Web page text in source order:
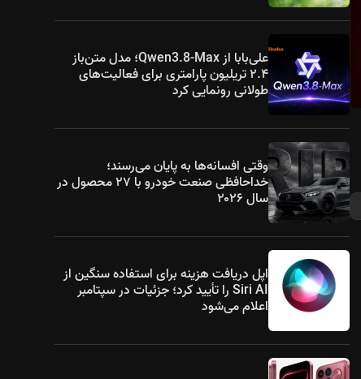
علی‌بابا از Qwen3.8-Max؛ مدل متن‌باز
۲.۴ تریلیون پارامتری برای فعالیت‌های
طولانی رونمایی کرد
وقتی افسانه‌ها به پایان می‌رسند؛
خداحافظی صنعت خودرو با ۲۷ محصول در
سال ۲۰۲۶
اپل دریافت هزینه برای استفاده سنگین از
Siri AI را تأیید کرد؛ جزئیات در سپتامبر
اعلام می‌شود